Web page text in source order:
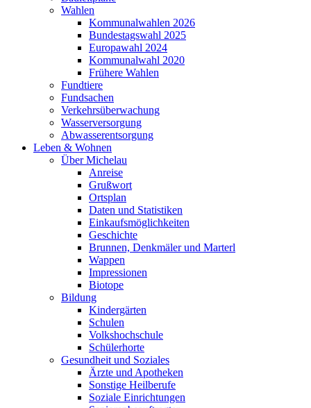
Wahlen
Kommunalwahlen 2026
Bundestagswahl 2025
Europawahl 2024
Kommunalwahl 2020
Frühere Wahlen
Fundtiere
Fundsachen
Verkehrsüberwachung
Wasserversorgung
Abwasserentsorgung
Leben & Wohnen
Über Michelau
Anreise
Grußwort
Ortsplan
Daten und Statistiken
Einkaufsmöglichkeiten
Geschichte
Brunnen, Denkmäler und Marterl
Wappen
Impressionen
Biotope
Bildung
Kindergärten
Schulen
Volkshochschule
Schülerhorte
Gesundheit und Soziales
Ärzte und Apotheken
Sonstige Heilberufe
Soziale Einrichtungen